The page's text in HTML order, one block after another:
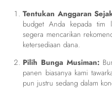
Tentukan Anggaran
budget Anda kepada tim
segera mencarikan
ketersediaan dana.
Pilih Bunga Musiman:
panen biasanya kami
pun justru sedang dalam